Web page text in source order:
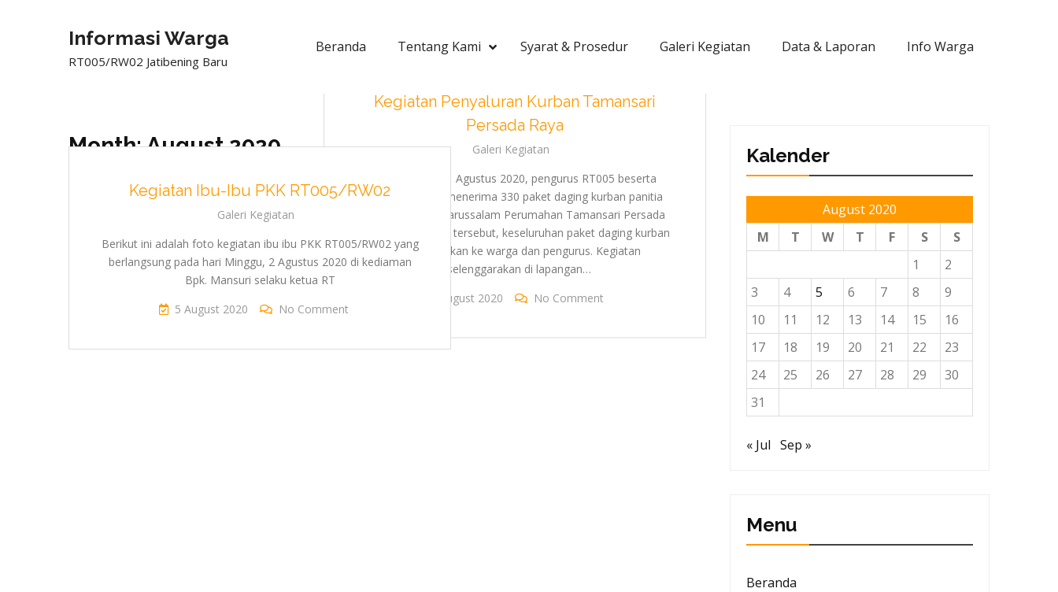
Informasi Warga
RT005/RW02 Jatibening Baru
Beranda Tentang Kami Syarat & Prosedur Galeri Kegiatan Data & Laporan Info Warga
Month:August 2020
Kegiatan Penyaluran Kurban Tamansari
Persada Raya
Galeri Kegiatan
Pada Tanggal 1 Agustus 2020, pengurus RT005 beserta
jajaranya telah menerima 330 paket daging kurban panitia
kurban Masjid Darussalam Perumahan Tamansari Persada
Raya. Dari jumlah tersebut, keseluruhan paket daging kurban
telah disalurkan ke warga dan pengurus. Kegiatan
diselenggarakan di lapangan…
5 August 2020
No Comment
Kegiatan Ibu-Ibu PKK RT005/RW02
Galeri Kegiatan
Berikut ini adalah foto kegiatan ibu ibu PKK RT005/RW02 yang
berlangsung pada hari Minggu, 2 Agustus 2020 di kediaman
Bpk. Mansuri selaku ketua RT
5 August 2020
No Comment
Kalender
August 2020
M
T W T F S
S
1
2
3
4 5 6 7 8
9
10
11 12 13 14 15
16
17
18 19 20 21 22
23
24
25 26 27 28 29
30
31
« Jul Sep »
Menu
Beranda